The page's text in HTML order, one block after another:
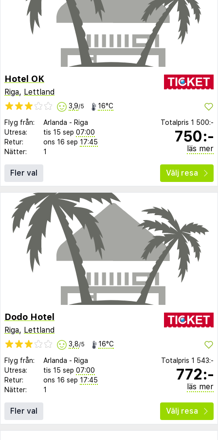
Hotel OK
Riga, Lettland
3,9/5 16°C
Flyg från: Arlanda - Riga
Utresa:
tis 15 sep 07:00
Retur:
ons 16 sep 17:45
Nätter:
1
Totalpris 1 500:-
750:-
läs mer
Fler val Välj resa
Dodo Hotel
Riga, Lettland
3,8/5 16°C
Flyg från: Arlanda - Riga
Utresa:
tis 15 sep 07:00
Retur:
ons 16 sep 17:45
Nätter:
1
Totalpris 1 543:-
772:-
läs mer
Fler val Välj resa